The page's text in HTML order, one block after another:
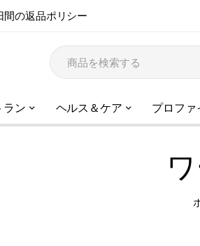
間の返品ポリシー
ラン ヘルス＆ケア プロファ